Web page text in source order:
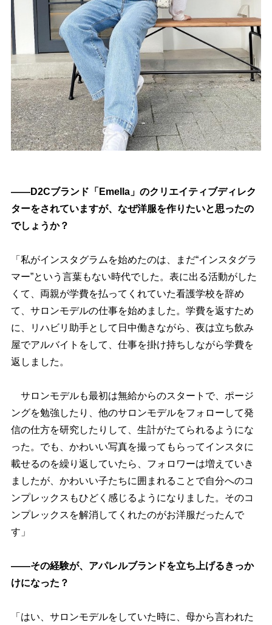
――D2Cブランド「Emella」のクリエイティブディレク
ターをされていますが、なぜ洋服を作りたいと思ったの
でしょうか？
「私がインスタグラムを始めたのは、まだ“インスタグラ
マー”という言葉もない時代でした。表に出る活動がした
くて、両親が学費を払ってくれていた看護学校を辞め
て、サロンモデルの仕事を始めました。学費を返すため
に、リハビリ助手として日中働きながら、夜は立ち飲み
屋でアルバイトをして、仕事を掛け持ちしながら学費を
返しました。
サロンモデルも最初は無給からのスタートで、ポージ
ングを勉強したり、他のサロンモデルをフォローして発
信の仕方を研究したりして、生計がたてられるようにな
った。でも、かわいい写真を撮ってもらってインスタに
載せるのを繰り返していたら、フォロワーは増えていき
ましたが、かわいい子たちに囲まれることで自分へのコ
ンプレックスもひどく感じるようになりました。そのコ
ンプレックスを解消してくれたのがお洋服だったんで
す」
――その経験が、アパレルブランドを立ち上げるきっか
けになった？
「はい、サロンモデルをしていた時に、母から言われた